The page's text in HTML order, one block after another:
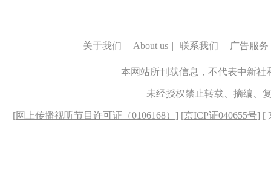
关于我们 | About us | 联系我们 | 广告服务
本网站所刊载信息，不代表中新
未经授权禁止转载、摘编、
[网上传播视听节目许可证（0106168） ] [京ICP证040655号] [